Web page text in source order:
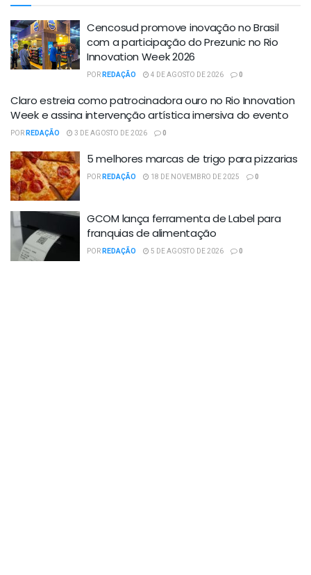
Cencosud promove inovação no Brasil
com a participação do Prezunic no Rio
Innovation Week 2026
PORREDAÇÃO 4 DE AGOSTO DE 2026 0
Claro estreia como patrocinadora ouro no Rio Innovation
Week e assina intervenção artística imersiva do evento
PORREDAÇÃO 3 DE AGOSTO DE 2026 0
5 melhores marcas de trigo para pizzarias
PORREDAÇÃO 18 DE NOVEMBRO DE 2025 0
GCOM lança ferramenta de Label para
franquias de alimentação
PORREDAÇÃO 5 DE AGOSTO DE 2026 0